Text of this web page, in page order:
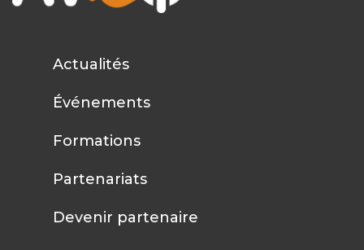
Actualités
Événements
Formations
Partenariats
Devenir partenaire